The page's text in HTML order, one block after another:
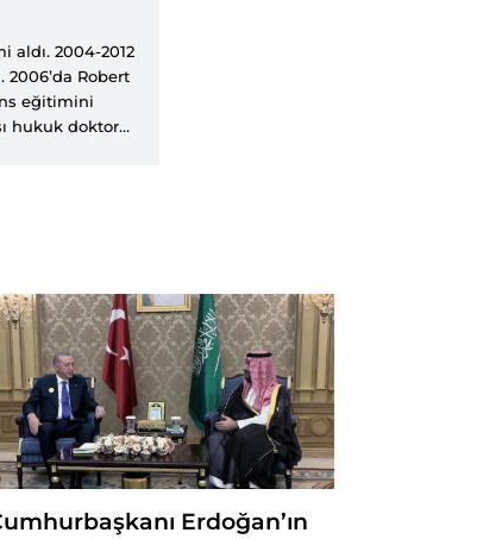
Suçu, Küresel
Eskişehir
aldı. 2004-2012
Robert
eğitimini
hukuk doktoru
Erdoğan’ın